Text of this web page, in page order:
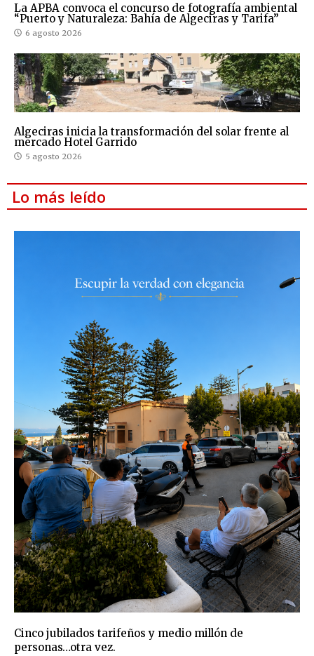
La APBA convoca el concurso de fotografía ambiental
“Puerto y Naturaleza: Bahía de Algeciras y Tarifa”
6 agosto 2026
Algeciras inicia la transformación del solar frente al
mercado Hotel Garrido
5 agosto 2026
Lo más leído
Cinco jubilados tarifeños y medio millón de
personas…otra vez.